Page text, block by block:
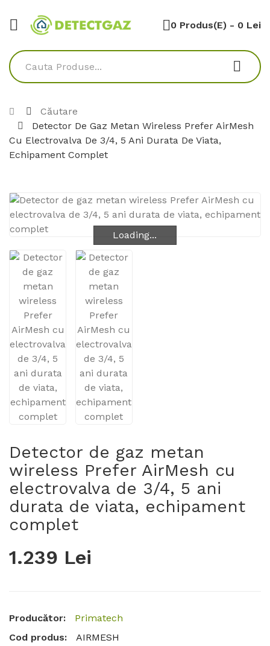
0 Produs(e) - 0 Lei
Căutare
Detector De Gaz Metan Wireless Prefer AirMesh
Cu Electrovalva De 3/4, 5 Ani Durata De Viata,
Echipament Complet
Loading...
Loading...
Detector de gaz metan
wireless Prefer AirMesh cu
electrovalva de 3/4, 5 ani
durata de viata, echipament
complet
1.239 Lei
Producător:
Primatech
Cod produs:
AIRMESH